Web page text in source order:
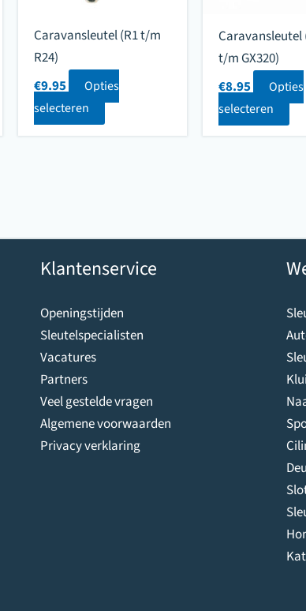
Caravansleutel (R1 t/m
R24)
€9.95
Opties
selecteren
Caravansleutel
t/m GX320)
€8.95
Opties
selecteren
Klantenservice
Openingstijden
Sleutelspecialisten
Vacatures
Partners
Veel gestelde vragen
Algemene voorwaarden
Privacy verklaring